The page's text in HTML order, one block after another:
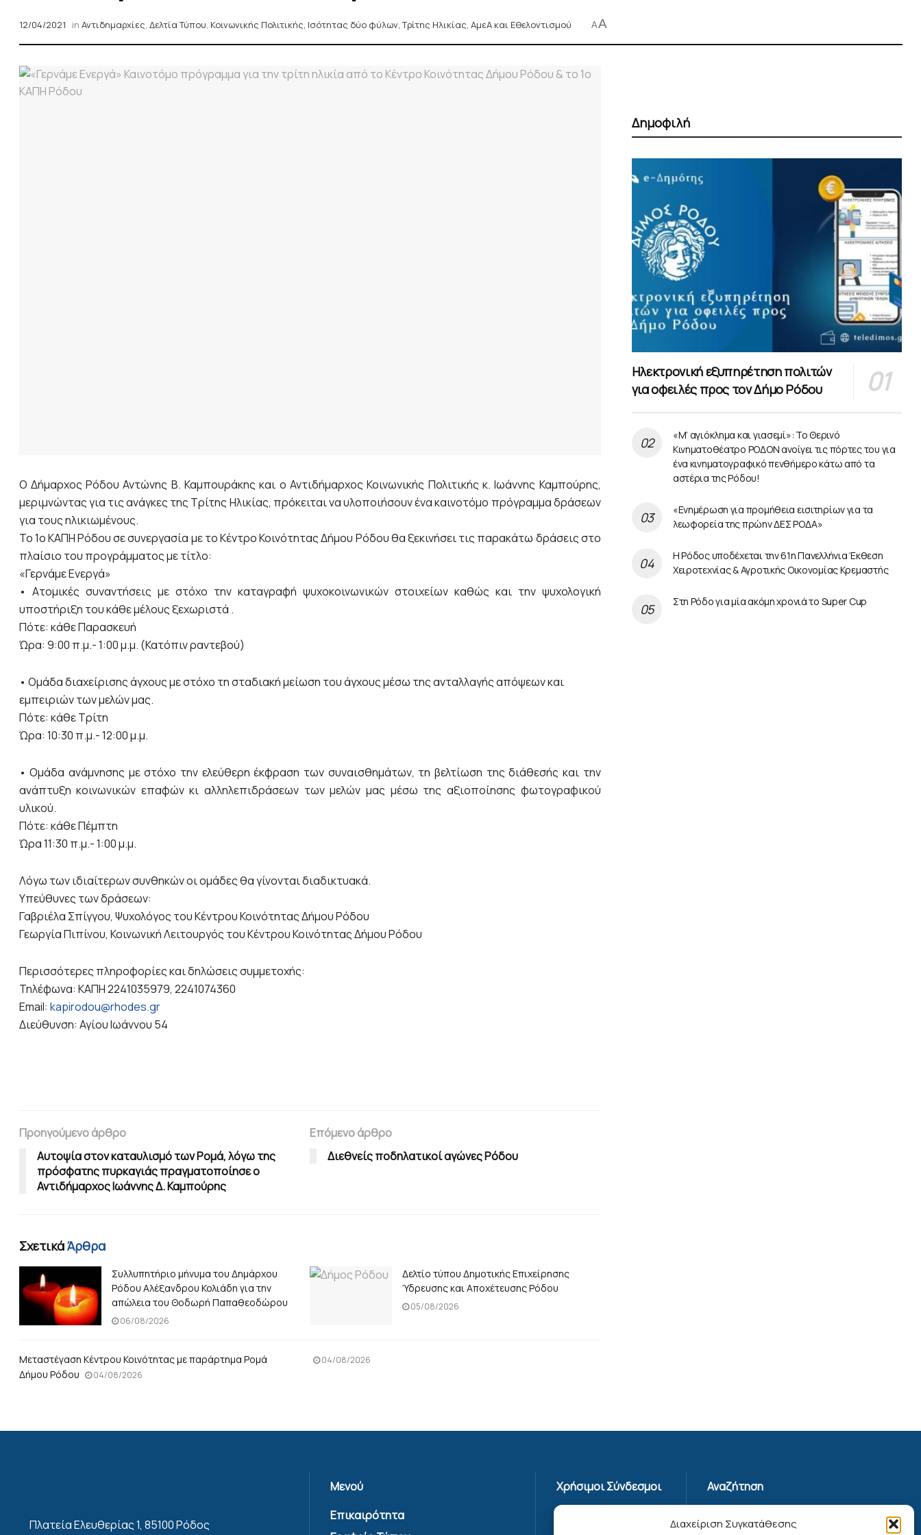
Διαχείριση Συγκατάθεσης
12/04/2021 in Αντιδημαρχίες, Δελτία Τύπου, Κοινωνικής Πολιτικής, Ισότητας δύο φύλων, Τρίτης Ηλικίας, ΑμεΑ και Εθελοντισμού AA
O Δήμαρχος Ρόδου Αντώνης Β. Καμπουράκης και ο Αντιδήμαρχος Κοινωνικής Πολιτικής κ. Ιωάννης Καμπούρης,
μεριμνώντας για τις ανάγκες της Τρίτης Ηλικίας, πρόκειται να υλοποιήσουν ένα καινοτόμο πρόγραμμα δράσεων
για τους ηλικιωμένους.
Το 1ο ΚΑΠΗ Ρόδου σε συνεργασία με το Κέντρο Κοινότητας Δήμου Ρόδου θα ξεκινήσει τις παρακάτω δράσεις στο
πλαίσιο του προγράμματος με τίτλο:
«Γερνάμε Ενεργά»
• Ατομικές συναντήσεις με στόχο την καταγραφή ψυχοκοινωνικών στοιχείων καθώς και την ψυχολογική
υποστήριξη του κάθε μέλους ξεχωριστά .
Πότε: κάθε Παρασκευή
Ώρα: 9:00 π.μ.- 1:00 μ.μ. (Κατόπιν ραντεβού)
• Ομάδα διαχείρισης άγχους με στόχο τη σταδιακή μείωση του άγχους μέσω της ανταλλαγής απόψεων και
εμπειριών των μελών μας.
Πότε: κάθε Τρίτη
Ώρα: 10:30 π.μ.- 12:00 μ.μ.
• Ομάδα ανάμνησης με στόχο την ελεύθερη έκφραση των συναισθημάτων, τη βελτίωση της διάθεσής και την
ανάπτυξη κοινωνικών επαφών κι αλληλεπιδράσεων των μελών μας μέσω της αξιοποίησης φωτογραφικού
υλικού.
Πότε: κάθε Πέμπτη
Ώρα 11:30 π.μ.- 1:00 μ.μ.
Λόγω των ιδιαίτερων συνθηκών οι ομάδες θα γίνονται διαδικτυακά.
Υπεύθυνες των δράσεων:
Γαβριέλα Σπίγγου, Ψυχολόγος του Κέντρου Κοινότητας Δήμου Ρόδου
Γεωργία Πιπίνου, Κοινωνική Λειτουργός του Κέντρου Κοινότητας Δήμου Ρόδου
Περισσότερες πληροφορίες και δηλώσεις συμμετοχής:
Τηλέφωνα: ΚΑΠΗ 2241035979, 2241074360
Email: kapirodou@rhodes.gr
Διεύθυνση: Αγίου Ιωάννου 54
Προηγούμενο άρθρο
Αυτοψία στον καταυλισμό των Ρομά, λόγω της
πρόσφατης πυρκαγιάς πραγματοποίησε ο
Αντιδήμαρχος Ιωάννης Δ. Καμπούρης
Επόμενο άρθρο
Διεθνείς ποδηλατικοί αγώνες Ρόδου
ΣχετικάΆρθρα
Συλλυπητήριο μήνυμα του Δημάρχου
Ρόδου Αλέξανδρου Κολιάδη για την
απώλεια του Θοδωρή Παπαθεοδώρου
06/08/2026
Δελτίο τύπου Δημοτικής Επιχείρησης
Ύδρευσης και Αποχέτευσης Ρόδου
05/08/2026
Μεταστέγαση Κέντρου Κοινότητας με παράρτημα Ρομά
Δήμου Ρόδου
04/08/2026
04/08/2026
Δημοφιλή
Ηλεκτρονική εξυπηρέτηση πολιτών
για οφειλές προς τον Δήμο Ρόδου
«Μ’ αγιόκλημα και γιασεμί»: Το Θερινό
Κινηματοθέατρο ΡΟΔΟΝ ανοίγει τις πόρτες του για
ένα κινηματογραφικό πενθήμερο κάτω από τα
αστέρια της Ρόδου!
«Ενημέρωση για προμήθεια εισιτηρίων για τα
λεωφορεία της πρώην ΔΕΣ ΡΟΔΑ»
Η Ρόδος υποδέχεται την 61η Πανελλήνια Έκθεση
Χειροτεχνίας & Αγροτικής Οικονομίας Κρεμαστής
Στη Ρόδο για μία ακόμη χρονιά το Super Cup
Πλατεία Ελευθερίας 1, 85100 Ρόδος
Μενού
Επικαιρότητα
Χρήσιμοι Σύνδεσμοι
Αναζήτηση